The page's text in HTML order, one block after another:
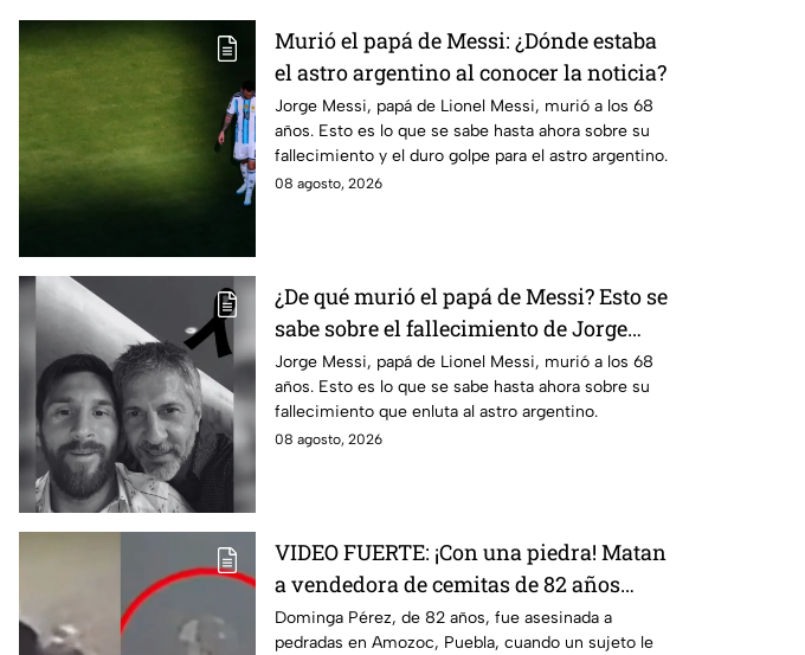
Murió el papá de Messi: ¿Dónde estaba
el astro argentino al conocer la noticia?
Jorge Messi, papá de Lionel Messi, murió a los 68
años. Esto es lo que se sabe hasta ahora sobre su
fallecimiento y el duro golpe para el astro argentino.
08 agosto, 2026
¿De qué murió el papá de Messi? Esto se
sabe sobre el fallecimiento de Jorge
Messi
Jorge Messi, papá de Lionel Messi, murió a los 68
años. Esto es lo que se sabe hasta ahora sobre su
fallecimiento que enluta al astro argentino.
08 agosto, 2026
VIDEO FUERTE: ¡Con una piedra! Matan
a vendedora de cemitas de 82 años
mientras iba a su casa
Dominga Pérez, de 82 años, fue asesinada a
pedradas en Amozoc, Puebla, cuando un sujeto le